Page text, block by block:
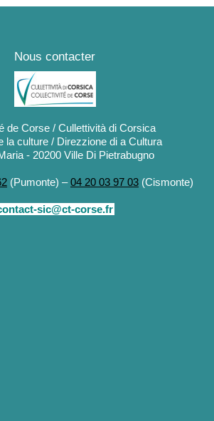
Nous contacter
de Corse / Cullettività di Corsica
la culture / Direzzione di a Cultura
- 20200 Ville Di Pietrabugno
(Pumonte) –04 20 03 97 03 (Cismonte)
sic@ct-corse.fr